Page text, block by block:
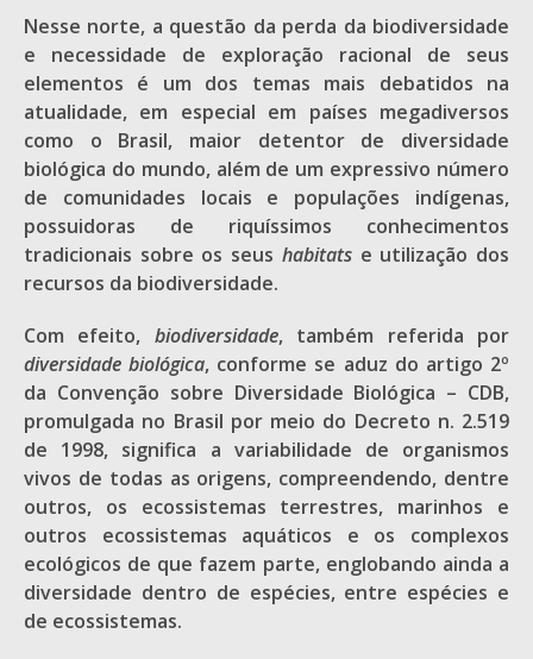
Nesse norte, a questão da perda da biodiversidade
e necessidade de exploração racional de seus
elementos é um dos temas mais debatidos na
atualidade, em especial em países megadiversos
como o Brasil, maior detentor de diversidade
biológica do mundo, além de um expressivo número
de comunidades locais e populações indígenas,
possuidoras de riquíssimos conhecimentos
tradicionais sobre os seus habitatse utilização dos
recursos da biodiversidade.
Com efeito, biodiversidade, também referida por
diversidade biológica, conforme se aduz do artigo 2º
da Convenção sobre Diversidade Biológica – CDB,
promulgada no Brasil por meio do Decreto n. 2.519
de 1998, significa a variabilidade de organismos
vivos de todas as origens, compreendendo, dentre
outros, os ecossistemas terrestres, marinhos e
outros ecossistemas aquáticos e os complexos
ecológicos de que fazem parte, englobando ainda a
diversidade dentro de espécies, entre espécies e
de ecossistemas.